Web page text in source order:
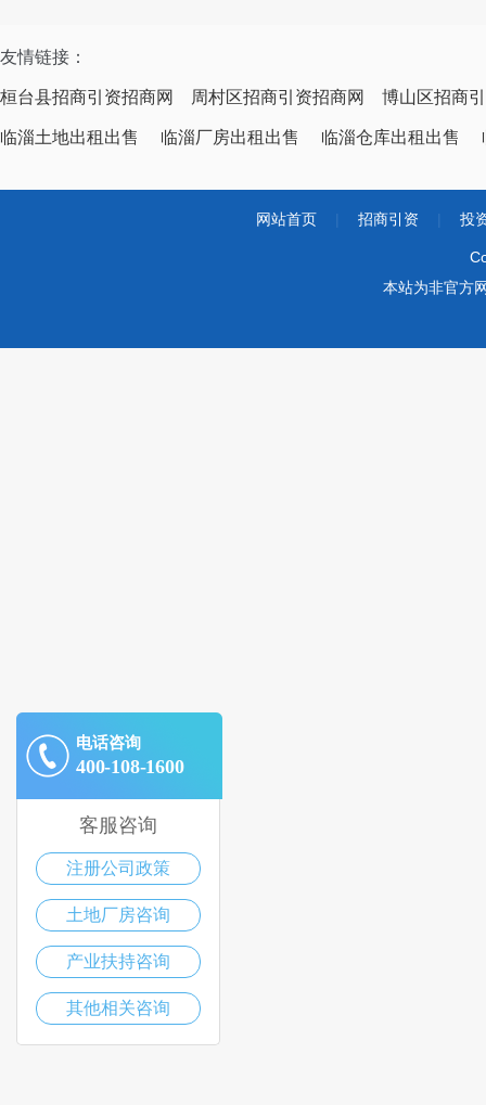
友情链接：
桓台县招商引资招商网 周村区招商引资招商网 博山区招商
临淄土地出租出售 临淄厂房出租出售 临淄仓库出租出售
网站首页 招商引资 投
本站为非官方
电话咨询
400-108-1600
客服咨询
注册公司政策
土地厂房咨询
产业扶持咨询
其他相关咨询